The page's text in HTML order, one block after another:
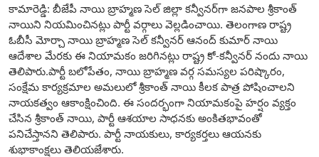
కామారెడ్డి: బీజేపీ నాయి బ్రాహ్మణ సెల్ జిల్లా కన్వీనర్‌గా జనపాల శ్రీకాంత్
నాయిని నియమించినట్లు పార్టీ వర్గాలు వెల్లడించాయి. తెలంగాణ రాష్ట్ర
ఓబీసీ మోర్చా నాయి బ్రాహ్మణ సెల్ కన్వీనర్ ఆనంద్ కుమార్ నాయి
ఆదేశాల మేరకు ఈ నియామకం జరిగినట్లు రాష్ట్ర కో-కన్వీనర్ నందు నాయి
తెలిపారు.పార్టీ బలోపేతం, నాయి బ్రాహ్మణ వర్గ సమస్యల పరిష్కారం,
సంక్షేమ కార్యక్రమాల అమలులో శ్రీకాంత్ నాయి కీలక పాత్ర పోషించాలని
నాయకత్వం ఆకాంక్షించింది. ఈ సందర్భంగా నియామకంపై హర్షం వ్యక్తం
చేసిన శ్రీకాంత్ నాయి, పార్టీ ఆశయాల సాధనకు అంకితభావంతో
పనిచేస్తానని తెలిపారు. పార్టీ నాయకులు, కార్యకర్తలు ఆయనకు
శుభాకాంక్షలు తెలియజేశారు.